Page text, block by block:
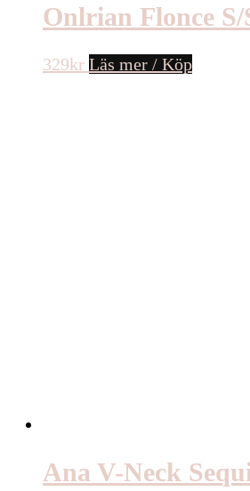
Onlrian Flonce S/
329kr Läs mer / Köp
Ana V-Neck